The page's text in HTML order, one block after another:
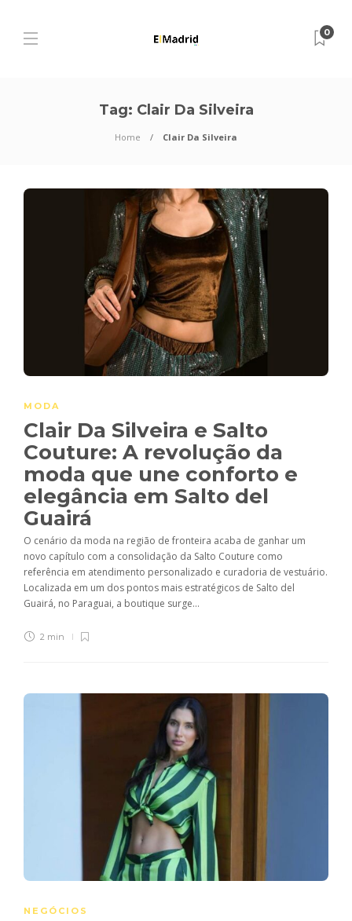
0
Tag: Clair Da Silveira
Home Clair Da Silveira
MODA
Clair Da Silveira e Salto
Couture: A revolução da
moda que une conforto e
elegância em Salto del
Guairá
O cenário da moda na região de fronteira acaba de ganhar um
novo capítulo com a consolidação da Salto Couture como
referência em atendimento personalizado e curadoria de vestuário.
Localizada em um dos pontos mais estratégicos de Salto del
Guairá, no Paraguai, a boutique surge...
2 min
NEGÓCIOS